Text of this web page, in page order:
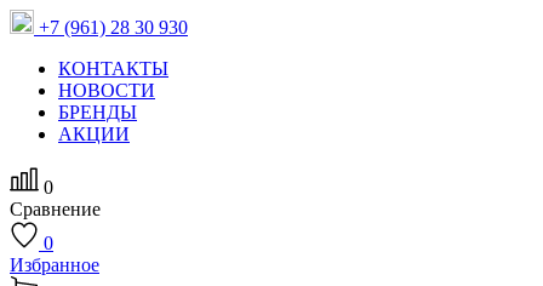
+7 (961) 28 30 930
КОНТАКТЫ
НОВОСТИ
БРЕНДЫ
АКЦИИ
0
Сравнение
0
Избранное